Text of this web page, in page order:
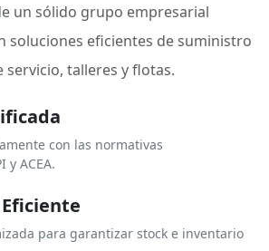
un sólido grupo empresarial
soluciones eficientes de suministro
servicio, talleres y flotas.
con las normativas
y ACEA.
para garantizar stock e inventario